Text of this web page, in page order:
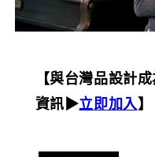
【與台灣品設計
資訊▶︎立即加入】